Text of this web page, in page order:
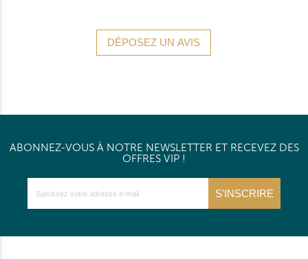
ABONNEZ-VOUS À NOTRE NEWSLETTER ET RECEVEZ DES
OFFRES VIP !
S'INSCRIRE